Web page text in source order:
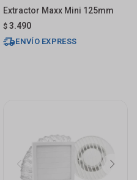
Extractor Maxx Mini 125mm
$ 3.490
ENVÍO EXPRESS